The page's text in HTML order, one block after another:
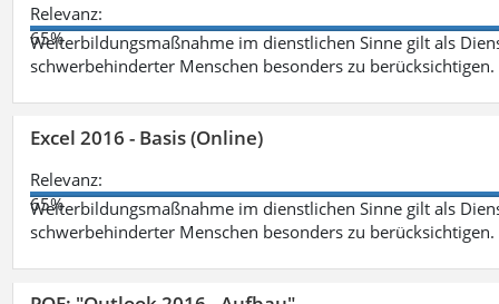
Relevanz:
65%
Weiterbildungsmaßnahme im dienstlichen Sinne gilt als
schwerbehinderter Menschen besonders zu berücksichtigen.
Excel 2016 - Basis (Online)
Relevanz:
65%
Weiterbildungsmaßnahme im dienstlichen Sinne gilt als
schwerbehinderter Menschen besonders zu berücksichtigen.